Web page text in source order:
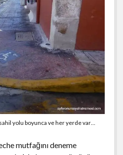
yolu boyunca ve her yerde var…
mutfağını deneme